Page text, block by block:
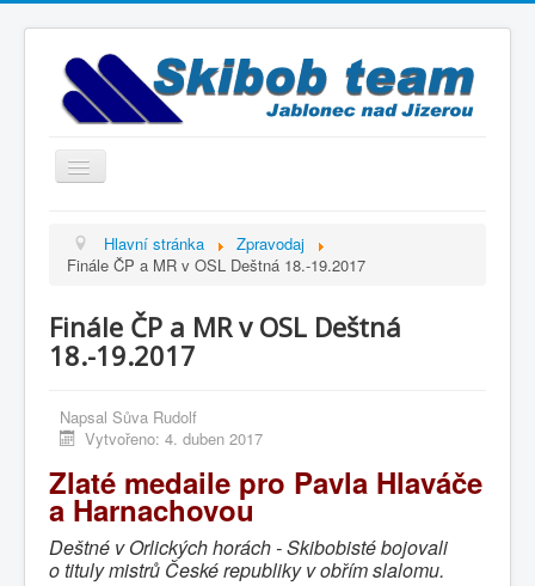
Přepnout
navigaci
Historie
Výbor a trenéři
Závodníci
Termínový kalendář
Výsledky
Videogalerie
Fotogalerie
Hlavní stránka
Zpravodaj
Finále ČP a MR v OSL Deštná 18.-19.2017
Finále ČP a MR v OSL Deštná
18.-19.2017
Napsal Sůva Rudolf
Vytvořeno: 4. duben 2017
Zlaté medaile pro Pavla Hlaváče
a Harnachovou
Deštné v Orlických horách - Skibobisté bojovali
o tituly mistrů České republiky v obřím slalomu.